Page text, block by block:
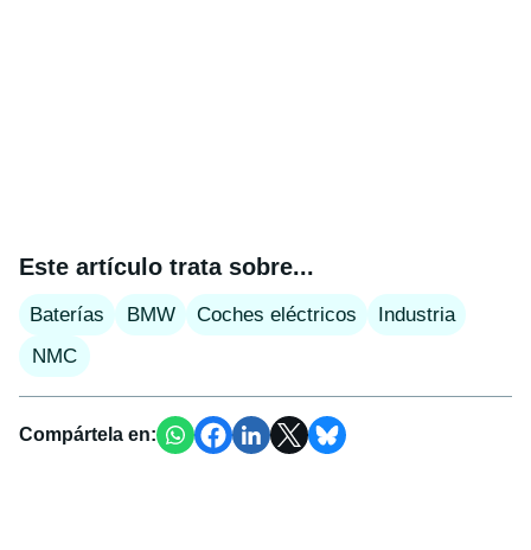
Este artículo trata sobre...
Baterías BMW Coches eléctricos
Industria
NMC
Compártela en: